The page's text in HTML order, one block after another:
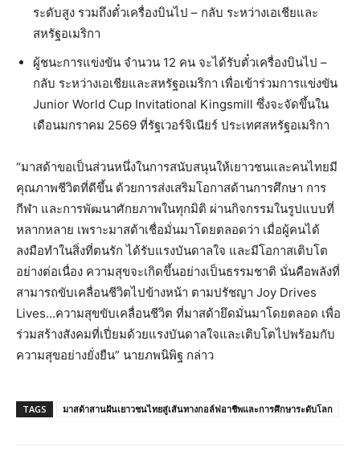
ระดับสูง รวมถึงตั๋วเครื่องบินไป – กลับ ระหว่างเอเชียและ
สหรัฐอเมริกา
ผู้ชนะการแข่งขัน จำนวน 12 คน จะได้รับตั๋วเครื่องบินไป –
กลับ ระหว่างเอเชียและสหรัฐอเมริกา เพื่อเข้าร่วมการแข่งขัน
Junior World Cup Invitational Kingsmill ซึ่งจะจัดขึ้นใน
เดือนมกราคม 2569 ที่รัฐเวอร์จิเนียร์ ประเทศสหรัฐอเมริกา
“มาสด้าขอเป็นส่วนหนึ่งในการสนับสนุนให้เยาวชนและคนไทยมี
คุณภาพชีวิตที่ดีขึ้น ด้วยการส่งเสริมโอกาสด้านการศึกษา การ
กีฬา และการพัฒนาศักยภาพในทุกมิติ ผ่านกิจกรรมในรูปแบบที่
หลากหลาย เพราะมาสด้าเชื่อมั่นมาโดยตลอดว่า เมื่อผู้คนได้
ลงมือทำในสิ่งที่ตนรัก ได้รับแรงบันดาลใจ และมีโอกาสเติบโต
อย่างต่อเนื่อง ความสุขจะเกิดขึ้นอย่างเป็นธรรมชาติ นั่นคือพลังที่
สามารถขับเคลื่อนชีวิตไปข้างหน้า ตามปรัชญา Joy Drives
Lives…ความสุขขับเคลื่อนชีวิต ที่มาสด้ายึดมั่นมาโดยตลอด เพื่อ
ร่วมสร้างสังคมที่เปี่ยมด้วยแรงบันดาลใจและเติบโตไปพร้อมกับ
ความสุขอย่างยั่งยืน” นายภพนิพิฐ กล่าว
TAGS มาสด้าสานฝันเยาวชนไทยสู่เส้นทางกอล์ฟอาชีพและการศึกษาระดับโลก